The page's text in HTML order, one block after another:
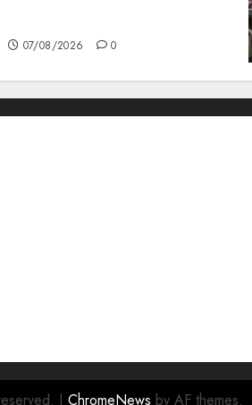
07/08/2026 0
| ChromeNews by AF themes.